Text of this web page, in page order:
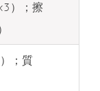
）；擦
；質